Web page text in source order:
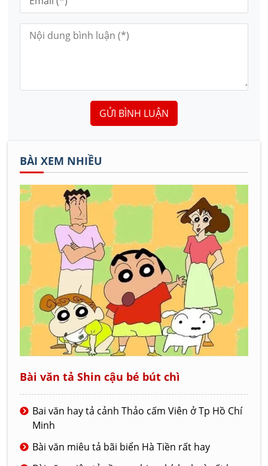
GỬI BÌNH LUẬN
BÀI XEM NHIỀU
Bài văn tả Shin cậu bé bút chì
Bai văn hay tả cảnh Thảo cấm Viên ở Tp Hồ Chí
Minh
Bài văn miêu tả bãi biển Hà Tiền rất hay